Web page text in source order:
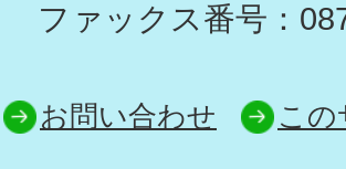
ファックス番号：
お問い合わせ こ